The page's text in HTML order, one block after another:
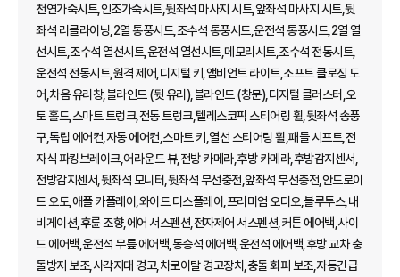
천연가죽시트,인조가죽시트,뒷좌석 마사지 시트,앞좌석 마사지 시트,뒷
좌석 리클라이닝,2열 통풍시트,조수석 통풍시트,운전석 통풍시트,2열 열
선시트,조수석 열선시트,운전석 열선시트,메모리시트,조수석 전동시트,
운전석 전동시트,원격 제어,디지털 키,앰비언트 라이트,소프트 클로징 도
어,차음 유리창,블라인드 (뒷 유리),블라인드 (창문),디지털 클러스터,오
토 홀드,스마트 트렁크,전동 트렁크,텔레스코픽 스티어링 휠,뒷좌석 송풍
구,독립 에어컨,자동 에어컨,스마트 키,열선 스티어링 휠,패들 시프트,전
자식 파킹브레이크,어라운드 뷰,전방 카메라,후방 카메라,후방감지센서,
전방감지센서,뒷좌석 모니터,뒷좌석 무선충전,앞좌석 무선충전,안드로이
드 오토,애플 카플레이,와이드 디스플레이,프리미엄 오디오,블루투스,내
비게이션,후륜 조향,에어 서스펜션,전자제어 서스펜션,커튼 에어백,사이
드 에어백,운전석 무릎 에어백,동승석 에어백,운전석 에어백,후방 교차 충
돌방지 보조,사각지대 경고,차로이탈 경고장치,충돌 회피 보조,자동긴급